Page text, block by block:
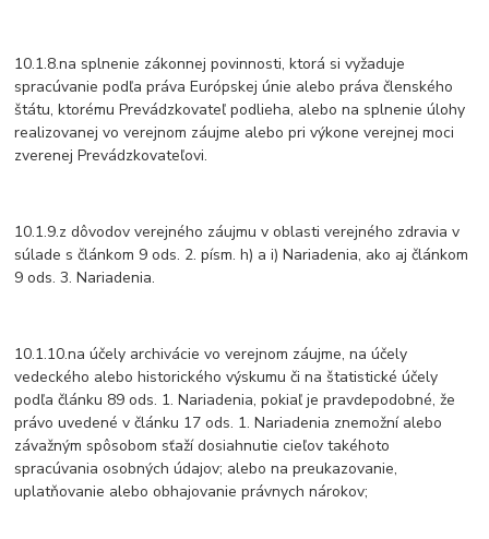
10.1.8.na splnenie zákonnej povinnosti, ktorá si vyžaduje
spracúvanie podľa práva Európskej únie alebo práva členského
štátu, ktorému Prevádzkovateľ podlieha, alebo na splnenie úlohy
realizovanej vo verejnom záujme alebo pri výkone verejnej moci
zverenej Prevádzkovateľovi.
10.1.9.z dôvodov verejného záujmu v oblasti verejného zdravia v
súlade s článkom 9 ods. 2. písm. h) a i) Nariadenia, ako aj článkom
9 ods. 3. Nariadenia.
10.1.10.na účely archivácie vo verejnom záujme, na účely
vedeckého alebo historického výskumu či na štatistické účely
podľa článku 89 ods. 1. Nariadenia, pokiaľ je pravdepodobné, že
právo uvedené v článku 17 ods. 1. Nariadenia znemožní alebo
závažným spôsobom sťaží dosiahnutie cieľov takéhoto
spracúvania osobných údajov; alebo na preukazovanie,
uplatňovanie alebo obhajovanie právnych nárokov;